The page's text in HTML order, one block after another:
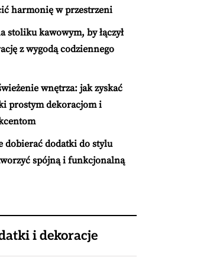
harmonię w przestrzeni
stoliku kawowym, by łączył
z wygodą codziennego
wnętrza: jak zyskać
prostym dekoracjom i
dobierać dodatki do stylu
spójną i funkcjonalną
i dekoracje